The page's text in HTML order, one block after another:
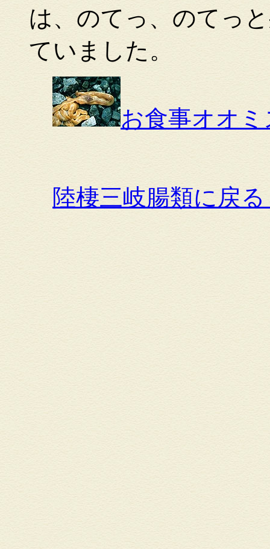
は、のてっ、のてっ
ていました。
お食事オオ
陸棲三岐腸類に戻